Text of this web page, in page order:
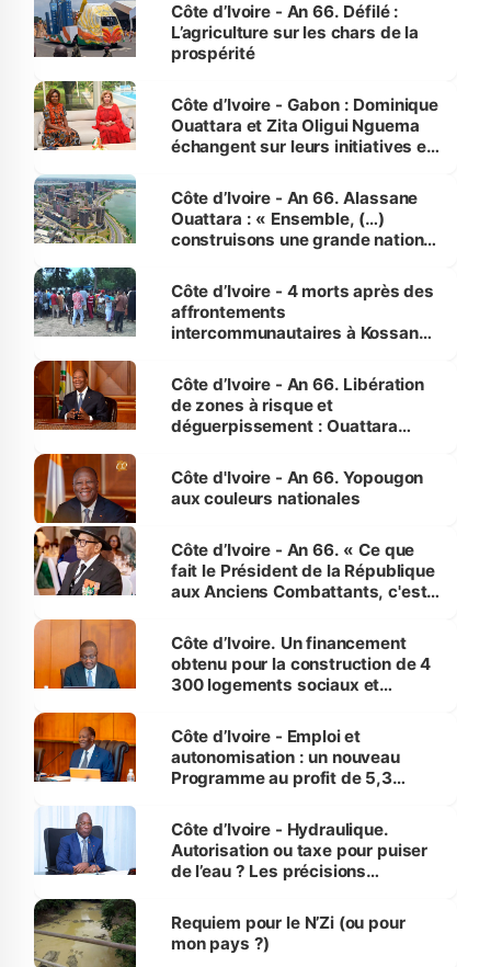
Côte d’Ivoire - An 66. Défilé :
L’agriculture sur les chars de la
prospérité
Côte d’Ivoire - Gabon : Dominique
Ouattara et Zita Oligui Nguema
échangent sur leurs initiatives en
enfants
Côte d’Ivoire - An 66. Alassane
Ouattara : « Ensemble, (…)
construisons une grande nation
générations futures »
Côte d’Ivoire - 4 morts après des
affrontements
intercommunautaires à Kossandji
milieu des sinistrés
Côte d’Ivoire - An 66. Libération
de zones à risque et
déguerpissement : Ouattara
l'Etat de droit pour préserver les
vies humaines »
Côte d'Ivoire - An 66. Yopougon
aux couleurs nationales
Côte d’Ivoire - An 66. « Ce que
fait le Président de la République
aux Anciens Combattants, c'est
Côte d’Ivoire. Un financement
obtenu pour la construction de 4
300 logements sociaux et
et Yamoussoukro
Côte d’Ivoire - Emploi et
autonomisation : un nouveau
Programme au profit de 5,3
Côte d’Ivoire - Hydraulique.
Autorisation ou taxe pour puiser
de l’eau ? Les précisions
Requiem pour le N’Zi (ou pour
mon pays ?)